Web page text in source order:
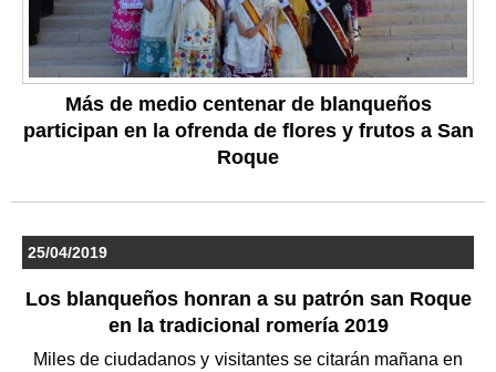
Más de medio centenar de blanqueños
participan en la ofrenda de flores y frutos a San
Roque
25/04/2019
Los blanqueños honran a su patrón san Roque
en la tradicional romería 2019
Miles de ciudadanos y visitantes se citarán mañana en